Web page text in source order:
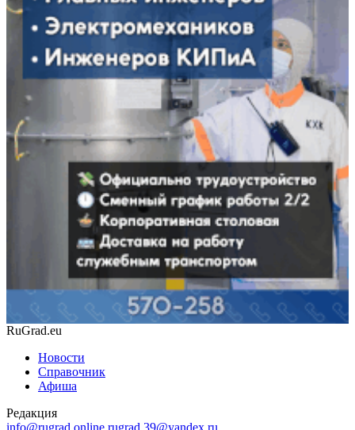
RuGrad.eu
Новости
Справочник
Афиша
Редакция
info@rugrad.online rugrad.39@yandex.ru